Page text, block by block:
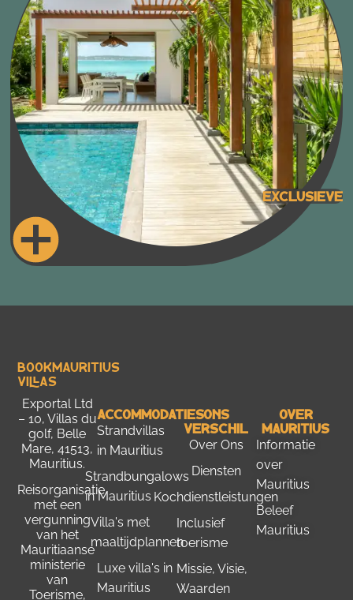
Exclusieve
Bookmauritius
Villas
Exportal Ltd
– 10, Villas du
golf, Belle
Mare, 41513,
Mauritius.
Reisorganisatie
met een
vergunning
van het
Mauritiaanse
ministerie
van
Toerisme,
Accommodaties
Strandvillas
in Mauritius
Strandbungalows
in Mauritius
Villa's met
maaltijdplannen
Luxe villa's in
Mauritius
Ons
Verschil
Over Ons
Diensten
Kochdienstleistungen
Inclusief
toerisme
Missie, Visie,
Waarden
Over
Mauritius
Informatie
over
Mauritius
Beleef
Mauritius